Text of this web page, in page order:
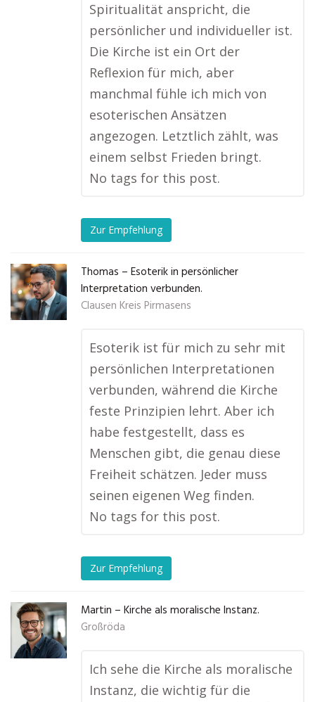
Spiritualität anspricht, die
persönlicher und individueller ist.
Die Kirche ist ein Ort der
Reflexion für mich, aber
manchmal fühle ich mich von
esoterischen Ansätzen
angezogen. Letztlich zählt, was
einem selbst Frieden bringt.
No tags for this post.
Zur Empfehlung
Thomas – Esoterik in persönlicher
Interpretation verbunden.
Clausen Kreis Pirmasens
Esoterik ist für mich zu sehr mit
persönlichen Interpretationen
verbunden, während die Kirche
feste Prinzipien lehrt. Aber ich
habe festgestellt, dass es
Menschen gibt, die genau diese
Freiheit schätzen. Jeder muss
seinen eigenen Weg finden.
No tags for this post.
Zur Empfehlung
Martin – Kirche als moralische Instanz.
Großröda
Ich sehe die Kirche als moralische
Instanz, die wichtig für die